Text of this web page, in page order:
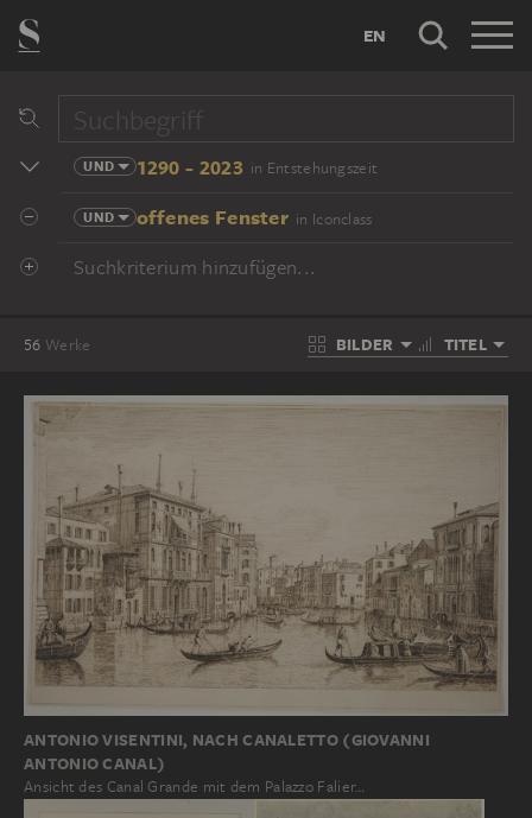
EN
UND 1290 - 2023 in Entstehungszeit
UND offenes Fenster in Iconclass
Suchkriterium hinzufügen...
56 Werke BILDER TITEL
ANTONIO VISENTINI, NACH CANALETTO (GIOVANNI
ANTONIO CANAL)
Ansicht des Canal Grande mit dem Palazzo Falier…